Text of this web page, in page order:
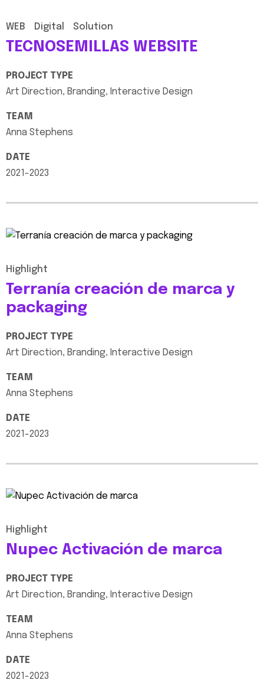
WEB Digital Solution
TECNOSEMILLAS WEBSITE
PROJECT TYPE
Art Direction, Branding, Interactive Design
TEAM
Anna Stephens
DATE
2021-2023
Highlight
Terranía creación de marca y
packaging
PROJECT TYPE
Art Direction, Branding, Interactive Design
TEAM
Anna Stephens
DATE
2021-2023
Highlight
Nupec Activación de marca
PROJECT TYPE
Art Direction, Branding, Interactive Design
TEAM
Anna Stephens
DATE
2021-2023